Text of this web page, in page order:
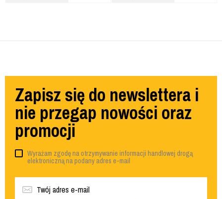
Zapisz się do newslettera i
nie przegap nowości oraz
promocji
Wyrażam zgodę na otrzymywanie informacji handlowej drogą
elektroniczną na podany adres e-mail